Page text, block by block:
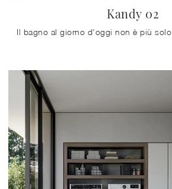
Kandy 02